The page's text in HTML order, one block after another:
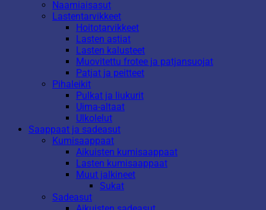
Naamiaisasut
Lastentarvikkeet
Hoitotarvikkeet
Lasten astiat
Lasten kalusteet
Muovitettu frotee ja patjansuojat
Patjat ja peitteet
Pihaleikit
Pulkat ja liukurit
Uima-altaat
Ulkolelut
Saappaat ja sadeasut
Kumisaappaat
Aikuisten kumisaappaat
Lasten kumisaappaat
Muut jalkineet
Sukat
Sadeasut